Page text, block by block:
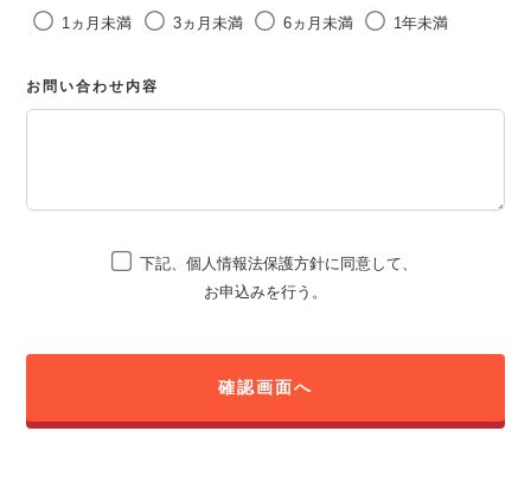
1ヵ月未満 3ヵ月未満 6ヵ月未満 1年未満
お問い合わせ内容
下記、個人情報法保護方針に同意して、
お申込みを行う。